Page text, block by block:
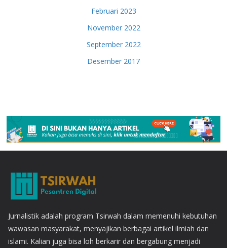
Februari 2023
November 2022
September 2022
Desember 2017
Jurnalistik adalah program Tsirwah dalam memenuhi kebutuhan
wawasan masyarakat, menyajikan berbagai artikel ilmiah dan
islami. Kalian juga bisa loh berkarir dan bergabung menjadi